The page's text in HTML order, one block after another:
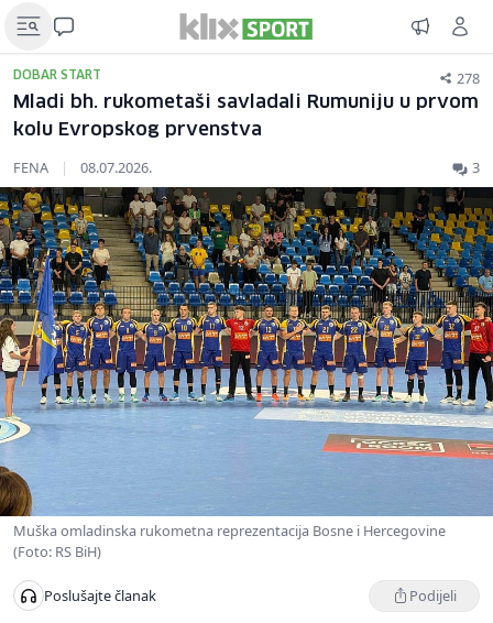
DOBAR START 278
Mladi bh. rukometaši savladali Rumuniju u prvom
kolu Evropskog prvenstva
FENA | 08.07.2026. 3
Muška omladinska rukometna reprezentacija Bosne i Hercegovine
(Foto: RS BiH)
Poslušajte članak Podijeli